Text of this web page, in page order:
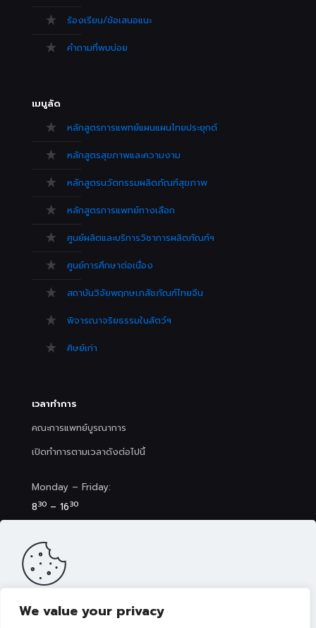
We value your privacy
ร้องเรียน/ข้อเสนอแนะ
คำถามที่พบบ่อย
เมนูลัด
หลักสูตรการแพทย์แผนแผนไทยประยุกต์
หลักสูตรสุขภาพและความงาม
หลักสูตรนวัตกรรมผลิตภัณฑ์สุขภาพ
หลักสูตรการแพทย์ทางเลือก
ศูนย์ผลิตและบริการวิชาการผลิตภัณฑ์ฯ
ศูนย์การศึกษาต่อเนื่อง
สถาบันวิจัยพฤกษเภสัชภัณฑ์ไทยจีน
พิจารณาจริยธรรมในสัตว์ฯ
ศิษย์เก่า
เวลาทำการ
คณะการแพทย์บูรณาการ
เปิดทำการตามเวลาดังต่อไปนี้
Monday – Friday:
830 – 1630
8 30– 17
เว็บไซต์นี้มีการจัดเก็บคุกกี้เพื่อมอบประสบการณ์การใช้งานเว็บไซต์ของ